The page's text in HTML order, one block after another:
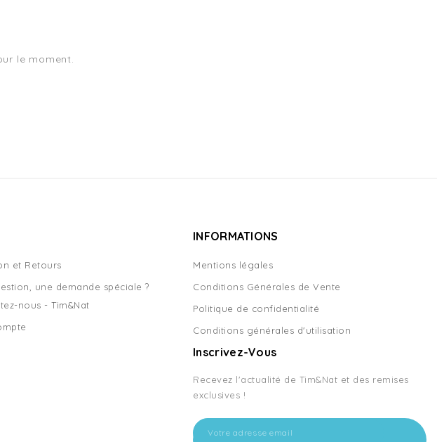
le moment.
et Retours
une demande spéciale ?
nous - Tim&Nat
INFORMATIONS
Mentions légales
Conditions Générales de Vente
Politique de confidentialité
Conditions générales d'utilisation
Inscrivez-Vous
Recevez l'actualité de Tim&Nat et des remises
exclusives !